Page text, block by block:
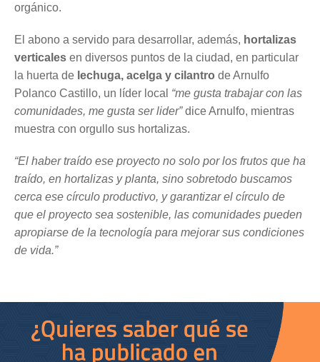
orgánico.
El abono a servido para desarrollar, además, hortalizas
verticales en diversos puntos de la ciudad, en particular
la huerta de lechuga, acelga y cilantro de Arnulfo
Polanco Castillo, un líder local “me gusta trabajar con las
comunidades, me gusta ser lider” dice Arnulfo, mientras
muestra con orgullo sus hortalizas.
“El haber traído ese proyecto no solo por los frutos que ha
traído, en hortalizas y planta, sino sobretodo buscamos
cerca ese círculo productivo, y garantizar el círculo de
que el proyecto sea sostenible, las comunidades pueden
apropiarse de la tecnología para mejorar sus condiciones
de vida.”